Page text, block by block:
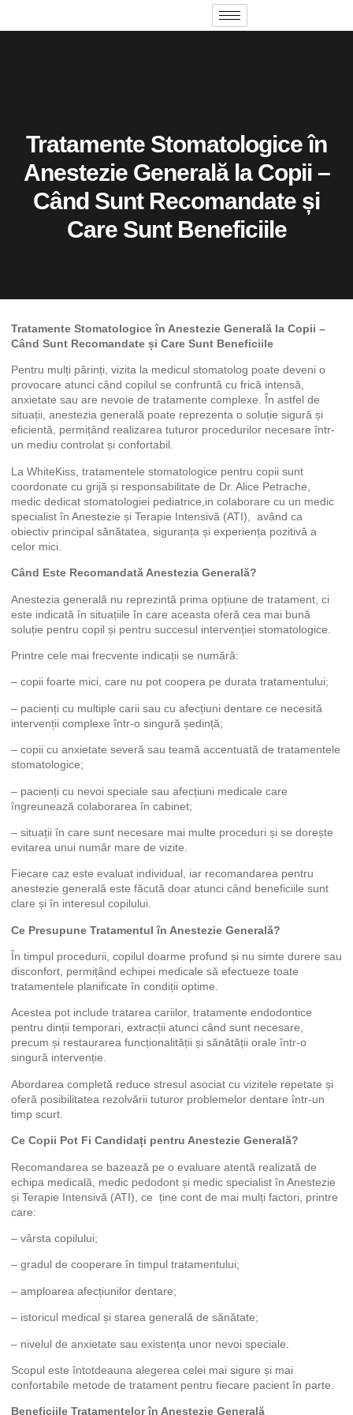
Tratamente Stomatologice în
Anestezie Generală la Copii –
Când Sunt Recomandate și
Care Sunt Beneficiile
Tratamente Stomatologice în Anestezie Generală la Copii –
Când Sunt Recomandate și Care Sunt Beneficiile
Pentru mulți părinți, vizita la medicul stomatolog poate deveni o
provocare atunci când copilul se confruntă cu frică intensă,
anxietate sau are nevoie de tratamente complexe. În astfel de
situații, anestezia generală poate reprezenta o soluție sigură și
eficientă, permițând realizarea tuturor procedurilor necesare într-
un mediu controlat și confortabil.
La WhiteKiss, tratamentele stomatologice pentru copii sunt
coordonate cu grijă și responsabilitate de Dr. Alice Petrache,
medic dedicat stomatologiei pediatrice,in colaborare cu un medic
specialist în Anestezie și Terapie Intensivă (ATI), având ca
obiectiv principal sănătatea, siguranța și experiența pozitivă a
celor mici.
Când Este Recomandată Anestezia Generală?
Anestezia generală nu reprezintă prima opțiune de tratament, ci
este indicată în situațiile în care aceasta oferă cea mai bună
soluție pentru copil și pentru succesul intervenției stomatologice.
Printre cele mai frecvente indicații se numără:
– copii foarte mici, care nu pot coopera pe durata tratamentului;
– pacienți cu multiple carii sau cu afecțiuni dentare ce necesită
intervenții complexe într-o singură ședință;
– copii cu anxietate severă sau teamă accentuată de tratamentele
stomatologice;
– pacienți cu nevoi speciale sau afecțiuni medicale care
îngreunează colaborarea în cabinet;
– situații în care sunt necesare mai multe proceduri și se dorește
evitarea unui număr mare de vizite.
Fiecare caz este evaluat individual, iar recomandarea pentru
anestezie generală este făcută doar atunci când beneficiile sunt
clare și în interesul copilului.
Ce Presupune Tratamentul în Anestezie Generală?
În timpul procedurii, copilul doarme profund și nu simte durere sau
disconfort, permițând echipei medicale să efectueze toate
tratamentele planificate în condiții optime.
Acestea pot include tratarea cariilor, tratamente endodontice
pentru dinții temporari, extracții atunci când sunt necesare,
precum și restaurarea funcționalității și sănătății orale într-o
singură intervenție.
Abordarea completă reduce stresul asociat cu vizitele repetate și
oferă posibilitatea rezolvării tuturor problemelor dentare într-un
timp scurt.
Ce Copii Pot Fi Candidați pentru Anestezie Generală?
Recomandarea se bazează pe o evaluare atentă realizată de
echipa medicală, medic pedodont și medic specialist în Anestezie
și Terapie Intensivă (ATI), ce ține cont de mai mulți factori, printre
care:
– vârsta copilului;
– gradul de cooperare în timpul tratamentului;
– amploarea afecțiunilor dentare;
– istoricul medical și starea generală de sănătate;
– nivelul de anxietate sau existența unor nevoi speciale.
Scopul este întotdeauna alegerea celei mai sigure și mai
confortabile metode de tratament pentru fiecare pacient în parte.
Beneficiile Tratamentelor în Anestezie Generală